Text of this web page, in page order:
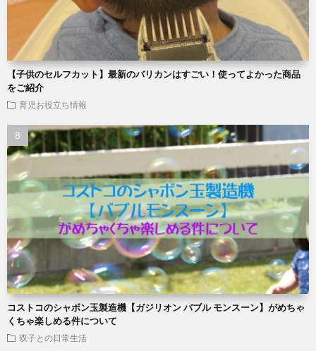
【子供のセルフカット】最新のバリカンはすごい！使ってよかった商品
をご紹介
育児お役立ち情報
コストコのシャボン玉製造機【ガジリオン バブル モンスーン】がめちゃ
くちゃ楽しめる件について
双子との日常生活